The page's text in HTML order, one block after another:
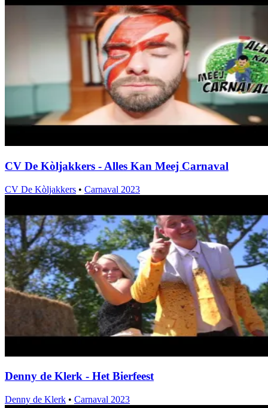
CV De Kòljakkers - Alles Kan Meej Carnaval
CV De Kòljakkers • Carnaval 2023
Denny de Klerk - Het Bierfeest
Denny de Klerk • Carnaval 2023